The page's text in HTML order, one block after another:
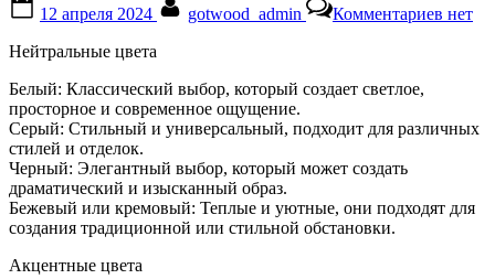
on
12 апреля 2024 gotwood_admin Комментариевзаписи
нет
Нейтральные цвета
Белый: Классический выбор, который создает светлое,
просторное и современное ощущение.
Серый: Стильный и универсальный, подходит для различных
стилей и отделок.
Черный: Элегантный выбор, который может создать
драматический и изысканный образ.
Бежевый или кремовый: Теплые и уютные, они подходят для
создания традиционной или стильной обстановки.
Акцентные цвета